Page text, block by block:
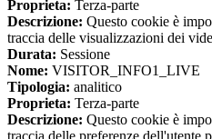
Proprieta: Terza-parte
Descrizione: Questo cookie è
traccia delle visualizzazioni dei
Durata: Sessione
Nome: VISITOR_INFO1_LIVE
Tipologia: analitico
Proprieta: Terza-parte
Descrizione: Questo cookie è